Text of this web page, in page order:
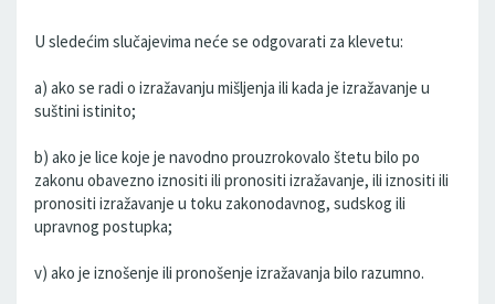
U sledećim slučajevima neće se odgovarati za klevetu:
a) ako se radi o izražavanju mišljenja ili kada je izražavanje u
suštini istinito;
b) ako je lice koje je navodno prouzrokovalo štetu bilo po
zakonu obavezno iznositi ili pronositi izražavanje, ili iznositi ili
pronositi izražavanje u toku zakonodavnog, sudskog ili
upravnog postupka;
v) ako je iznošenje ili pronošenje izražavanja bilo razumno.